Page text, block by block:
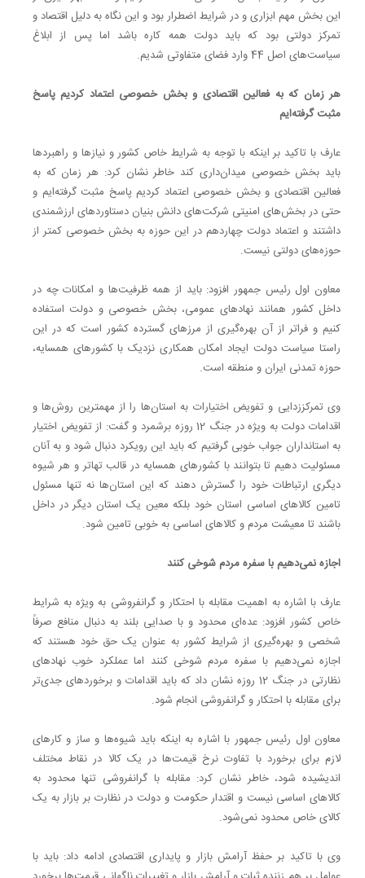
این بخش مهم ابزاری و در شرایط اضطرار بود و این نگاه به دلیل اقتصاد و
تمرکز دولتی بود که باید دولت همه کاره باشد اما پس از ابلاغ
سیاست‌های اصل 44 وارد فضای متفاوتی شدیم.
هر زمان که به فعالین اقتصادی و بخش خصوصی اعتماد کردیم پاسخ
مثبت گرفته‌ایم
عارف با تاکید بر اینکه با توجه به شرایط خاص کشور و نیازها و راهبردها
باید بخش خصوصی میدان‌داری کند خاطر نشان کرد: هر زمان که به
فعالین اقتصادی و بخش خصوصی اعتماد کردیم پاسخ مثبت گرفته‌ایم و
حتی در بخش‌های امنیتی شرکت‌های دانش بنیان دستاوردهای ارزشمندی
داشتند و اعتماد دولت چهاردهم در این حوزه به بخش خصوصی کمتر از
حوزه‌های دولتی نیست.
معاون اول رئیس جمهور افزود: باید از همه ظرفیت‌ها و امکانات چه در
داخل کشور همانند نهادهای عمومی، بخش خصوصی و دولت استفاده
کنیم و فراتر از آن بهره‌گیری از مرزهای گسترده کشور است که در این
راستا سیاست دولت ایجاد امکان همکاری نزدیک با کشورهای همسایه،
حوزه تمدنی ایران و منطقه است.
وی تمرکززدایی و تفویض اختیارات به استان‌ها را از مهمترین روش‌ها و
اقدامات دولت به ویژه در جنگ 12 روزه برشمرد و گفت: از تفویض اختیار
به استانداران جواب خوبی گرفتیم که باید این رویکرد دنبال شود و به آنان
مسئولیت دهیم تا بتوانند با کشورهای همسایه در قالب تهاتر و هر شیوه
دیگری ارتباطات خود را گسترش دهند که این استان‌ها نه تنها مسئول
تامین کالاهای اساسی استان خود بلکه معین یک استان دیگر در داخل
باشند تا معیشت مردم و کالاهای اساسی به خوبی تامین شود.
اجازه نمی‌دهیم با سفره مردم شوخی کنند
عارف با اشاره به اهمیت مقابله با احتکار و گرانفروشی به ویژه به شرایط
خاص کشور افزود: عده‌ای محدود و با صدایی بلند به دنبال منافع صرفاً‌
شخصی و بهره‌گیری از شرایط کشور به عنوان یک حق خود هستند که
اجازه نمی‌دهیم با سفره مردم شوخی کنند اما عملکرد خوب نهادهای
نظارتی در جنگ 12 روزه نشان داد که باید اقدامات و برخوردهای جدی‌تر
برای مقابله با احتکار و گرانفروشی انجام شود.
معاون اول رئیس جمهور با اشاره به اینکه باید شیوه‌ها و ساز و کارهای
لازم برای برخورد با تفاوت نرخ قیمت‌ها در یک کالا در نقاط مختلف
اندیشیده شود، خاطر نشان کرد: مقابله با گرانفروشی تنها محدود به
کالاهای اساسی نیست و اقتدار حکومت و دولت در نظارت بر بازار به یک
کالای خاص محدود نمی‌شود.
وی با تاکید بر حفظ آرامش بازار و پایداری اقتصادی ادامه داد: باید با